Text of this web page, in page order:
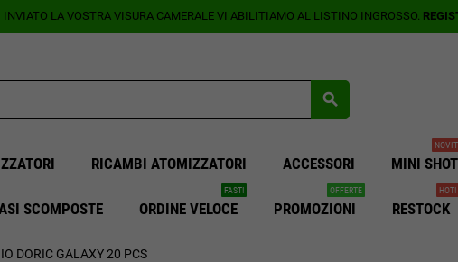
INVIATO LA VOSTRA VISURA CAMERALE VI ABILITIAMO AL LISTINO INGROSSO.
search
RICAMBI ATOMIZZATORI ACCESSORI MINI SHOT
SCOMPOSTE ORDINE VELOCE
FAST!
PROMOZIONI
OFFERTE
RESTOCK
HOT!
DORIC GALAXY 20 PCS